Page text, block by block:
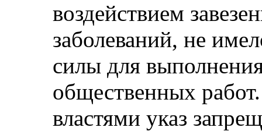
воздействием
заболеваний, не
силы для
общественных
властями указ